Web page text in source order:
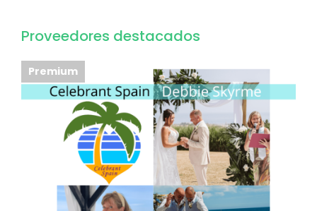
Proveedores destacados
Premium